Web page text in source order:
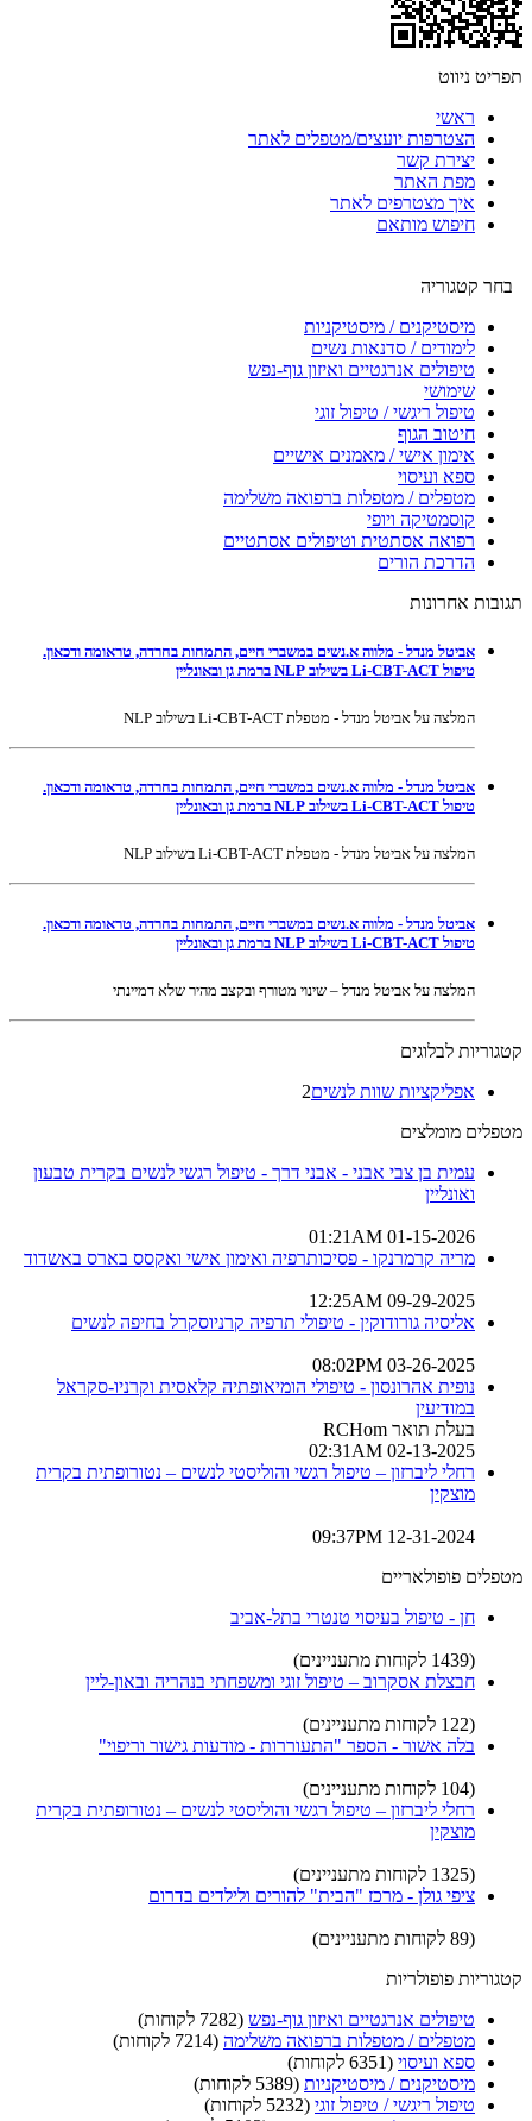
תפריט ניווט
ראשי
הצטרפות יועצים/מטפלים לאתר
יצירת קשר
מפת האתר
איך מצטרפים לאתר
חיפוש מותאם
בחר קטגוריה
מיסטיקנים / מיסטיקניות
לימודים / סדנאות נשים
טיפולים אנרגטיים ואיזון גוף-נפש
שימושי
טיפול ריגשי / טיפול זוגי
חיטוב הגוף
אימון אישי / מאמנים אישיים
ספא ועיסוי
מטפלים / מטפלות ברפואה משלימה
קוסמטיקה ויופי
רפואה אסתטית וטיפולים אסתטיים
הדרכת הורים
תגובות אחרונות
אביטל מנדל - מלווה א.נשים במשברי חיים, התמחות בחרדה, טראומה ודכאון.
טיפול Li-CBT-ACT בשילוב NLP ברמת גן ובאונליין
המלצה על אביטל מנדל - מטפלת Li-CBT-ACT בשילוב NLP
אביטל מנדל - מלווה א.נשים במשברי חיים, התמחות בחרדה, טראומה ודכאון.
טיפול Li-CBT-ACT בשילוב NLP ברמת גן ובאונליין
המלצה על אביטל מנדל - מטפלת Li-CBT-ACT בשילוב NLP
אביטל מנדל - מלווה א.נשים במשברי חיים, התמחות בחרדה, טראומה ודכאון.
טיפול Li-CBT-ACT בשילוב NLP ברמת גן ובאונליין
המלצה על אביטל מנדל – שינוי מטורף ובקצב מהיר שלא דמיינתי
קטגוריות לבלוגים
אפליקציות שוות לנשים2
מטפלים מומלצים
עמית בן צבי אבני - אבני דרך - טיפול רגשי לנשים בקרית טבעון
ואונליין
01-15-2026 01:21AM
מריה קרמרנקו - פסיכותרפיה ואימון אישי ואקסס בארס באשדוד
09-29-2025 12:25AM
אליסיה גורודוקין - טיפולי תרפיה קרניוסקרל בחיפה לנשים
03-26-2025 08:02PM
נופית אהרונסון - טיפולי הומיאופתיה קלאסית וקרניו-סקראל
במודיעין
בעלת תואר RCHom
02-13-2025 02:31AM
רחלי ליברזון – טיפול רגשי והוליסטי לנשים – נטורופתית בקרית
מוצקין
12-31-2024 09:37PM
מטפלים פופולאריים
חן - טיפול בעיסוי טנטרי בתל-אביב
(1439 לקוחות מתעניינים)
חבצלת אסקרוב – טיפול זוגי ומשפחתי בנהריה ובאון-ליין
(122 לקוחות מתעניינים)
בלה אשור - הספר "התעוררות - מודעות גישור וריפוי"
(104 לקוחות מתעניינים)
רחלי ליברזון – טיפול רגשי והוליסטי לנשים – נטורופתית בקרית
מוצקין
(1325 לקוחות מתעניינים)
ציפי גולן - מרכז "הבית" להורים ולילדים בדרום
(89 לקוחות מתעניינים)
קטגוריות פופולריות
טיפולים אנרגטיים ואיזון גוף-נפש (7282 לקוחות)
מטפלים / מטפלות ברפואה משלימה (7214 לקוחות)
ספא ועיסוי (6351 לקוחות)
מיסטיקנים / מיסטיקניות (5389 לקוחות)
טיפול ריגשי / טיפול זוגי (5232 לקוחות)